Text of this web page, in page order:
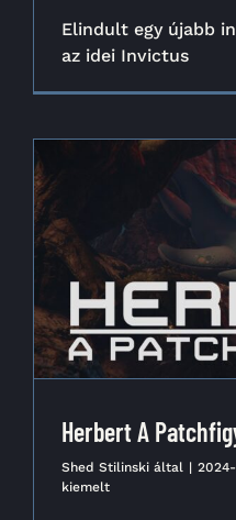
Elindult egy újabb
az idei Invictus
Herbert A
Shed Stilinski által |
kiemelt